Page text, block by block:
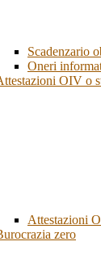
Scadenzario
Oneri
OIV o
Attestazioni
zero